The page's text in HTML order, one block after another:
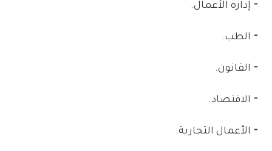
⁃ إدارة الأعمال.
⁃ الطب.
⁃ القانون.
⁃ الاقتصاد.
⁃ الأعمال التجارية.